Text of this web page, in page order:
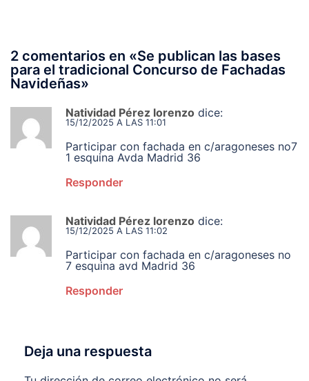
2 comentarios en «Se publican las bases
para el tradicional Concurso de Fachadas
Navideñas»
Natividad Pérez lorenzo dice:
15/12/2025 A LAS 11:01
Participar con fachada en c/aragoneses no7
1 esquina Avda Madrid 36
Responder
Natividad Pérez lorenzo dice:
15/12/2025 A LAS 11:02
Participar con fachada en c/aragoneses no
7 esquina avd Madrid 36
Responder
Deja una respuesta